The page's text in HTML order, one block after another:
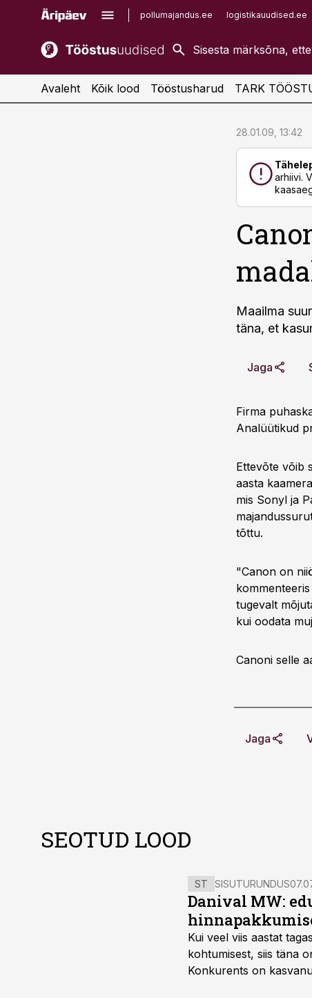
pollumajandus.ee logistikauudised.ee
kaubandus.ee
kinnisvarauudised.ee
imelineajalugu.ee
Avaleht Kõik lood Tööstusharud TARK
28.01.09, 13:42
arhiivi.
Maailma
täna, et
Jaga
Firma
Analüütikud
Ettevõte võib
aasta
mis Sonyl ja
tõttu.
"Canon on
tugevalt
kui oodata
Canoni selle
Jaga
SEOTUD LOOD
ST SISUTURUNDUS
Danival MW:
Kui veel viis aastat
kohtumisest, siis täna
Konkurents on